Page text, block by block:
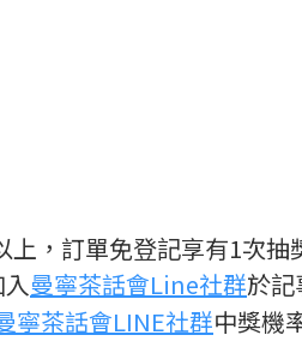
上，訂單免登記享有1次
曼寧茶話會Line社群於
寧茶話會LINE社群中獎機